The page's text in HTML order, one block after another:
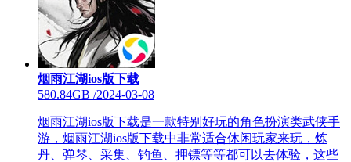
烟雨江湖ios版下载
580.84GB /2024-03-08
烟雨江湖ios版下载是一款特别好玩的角色扮演类武侠手
游，烟雨江湖ios版下载中非常适合休闲玩家来玩，炼
丹、弹琴、采集、钓鱼、押镖等等都可以去体验，这些